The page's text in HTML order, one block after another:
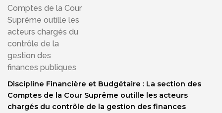
Discipline Financière et Budgétaire : La section des
Comptes de la Cour Suprême outille les acteurs
chargés du contrôle de la gestion des finances